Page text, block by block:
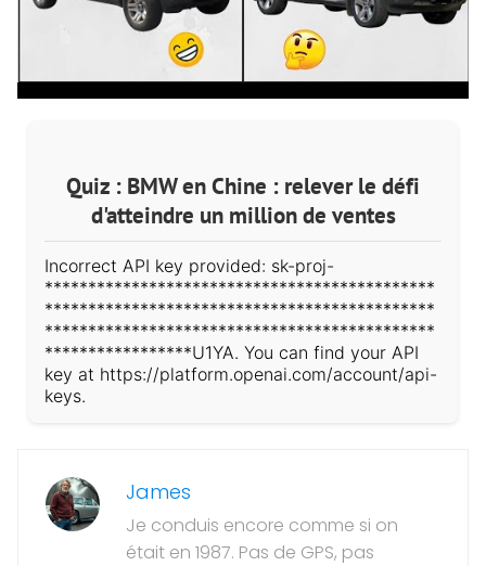
Quiz : BMW en Chine : relever le défi
d'atteindre un million de ventes
Incorrect API key provided: sk-proj-
*********************************************
*********************************************
*********************************************
*****************U1YA. You can find your API
key at https://platform.openai.com/account/api-
keys.
James
Je conduis encore comme si on
était en 1987. Pas de GPS, pas